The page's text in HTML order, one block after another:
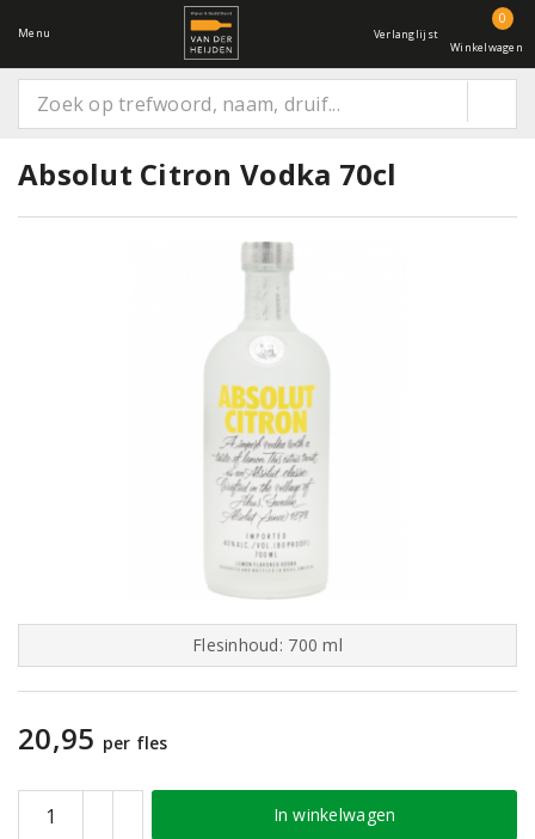
Menu Verlanglijst
0
Winkelwagen
Absolut Citron Vodka 70cl
Flesinhoud: 700 ml
20,95 per fles
In winkelwagen